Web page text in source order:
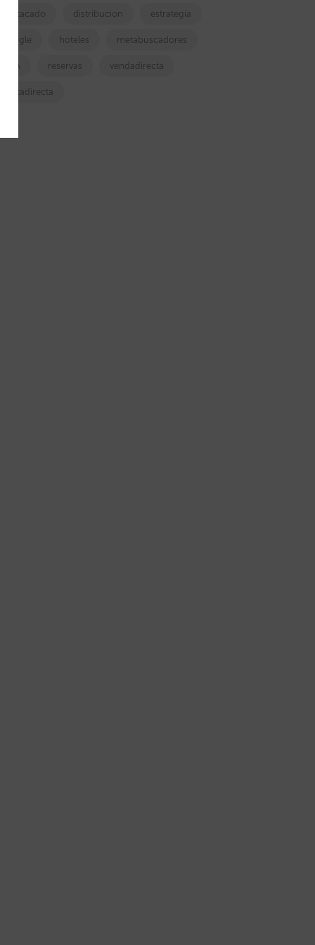
destacado distribucion estrategia
google hoteles metabuscadores
OTA reservas vendadirecta
ventadirecta